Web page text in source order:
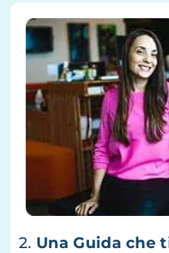
2. Una Guida che